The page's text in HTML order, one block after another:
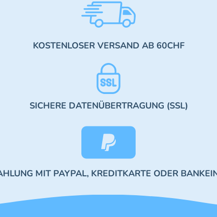
KOSTENLOSER VERSAND AB 60CHF
SICHERE DATENÜBERTRAGUNG (SSL)
MIT PAYPAL, KREDITKARTE ODER